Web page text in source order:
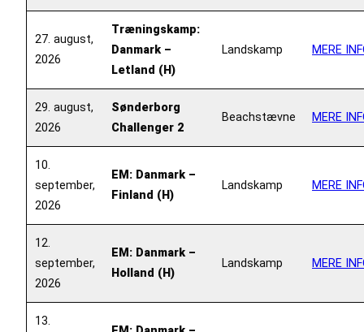
27. august,
2026
Træningskamp:
Danmark –
Letland (H)
Landskamp MERE
29. august,
2026
Sønderborg
Challenger 2
Beachstævne MERE
10.
september,
2026
EM: Danmark –
Finland (H)
Landskamp MERE
12.
september,
2026
EM: Danmark –
Holland (H)
Landskamp MERE
13.